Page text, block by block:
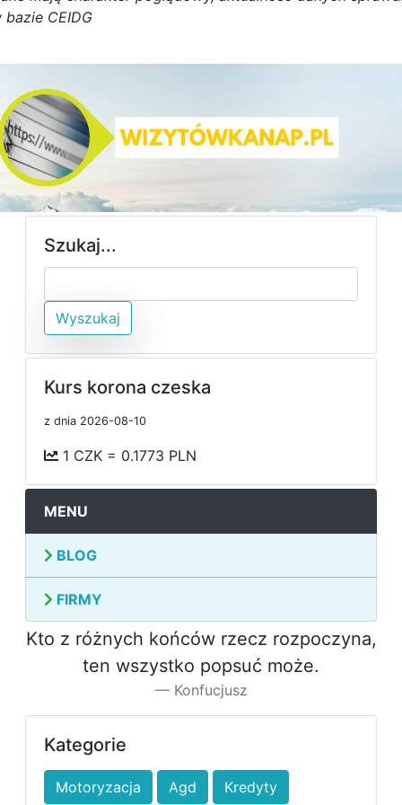
bazie CEIDG
Szukaj...
Wyszukaj
Kurs korona czeska
z dnia 2026-08-10
1 CZK = 0.1773 PLN
MENU
BLOG
FIRMY
Kto z różnych końców rzecz rozpoczyna,
ten wszystko popsuć może.
Konfucjusz
Kategorie
Motoryzacja Agd Kredyty